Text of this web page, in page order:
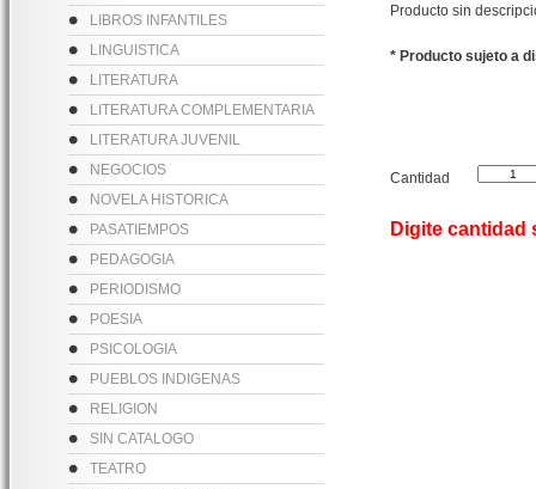
LIBROS INFANTILES
LINGUISTICA
LITERATURA
LITERATURA COMPLEMENTARIA
LITERATURA JUVENIL
NEGOCIOS
NOVELA HISTORICA
PASATIEMPOS
PEDAGOGIA
PERIODISMO
POESIA
PSICOLOGIA
PUEBLOS INDIGENAS
RELIGION
SIN CATALOGO
TEATRO
Producto sin
* Producto sujeto a
Cantidad
Digite